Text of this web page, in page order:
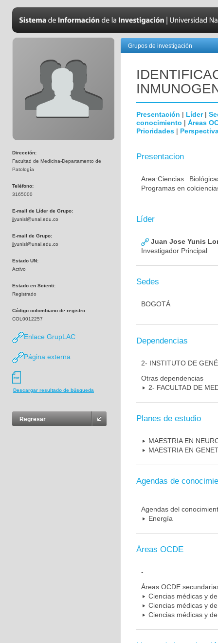
Dirección:
Facultad de Medicina-Departamento de
Patología
Teléfono:
3165000
E-mail de Líder de Grupo:
jjyunisl@unal.edu.co
E-mail de Grupo:
jjyunisl@unal.edu.co
Estado UN:
Activo
Estado en Scienti:
Registrado
Código colombiano de registro:
COL0012257
Enlace GrupLAC
Página externa
Descargar resultado de búsqueda
Regresar
Grupos de investigación
Presentación | Líder|
conocimiento | Áreas
Prioridades |
Presentacion
Area:Ciencias
Programas en
Líder
Juan Jose Yunis
Investigador Principal
Sedes
BOGOTÁ
Dependencias
2- INSTITUTO DE
Otras dependencias
2- FACULTAD DE
Planes de estudio
MAESTRIA EN
MAESTRIA EN
Agendas de
Agendas del
Energía
Áreas OCDE
-
Áreas OCDE
Ciencias médicas y
Ciencias médicas y
Ciencias médicas y